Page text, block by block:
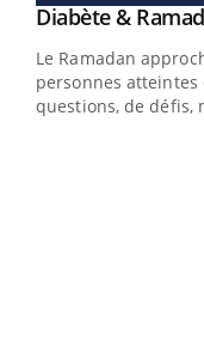
Youtube
Diabète &
Le Ramadan
personnes
questions, de défis,